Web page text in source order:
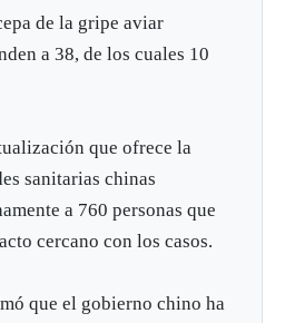
de la gripe aviar
a 38, de los cuales 10
que ofrece la
sanitarias chinas
a 760 personas que
cercano con los casos.
que el gobierno chino ha